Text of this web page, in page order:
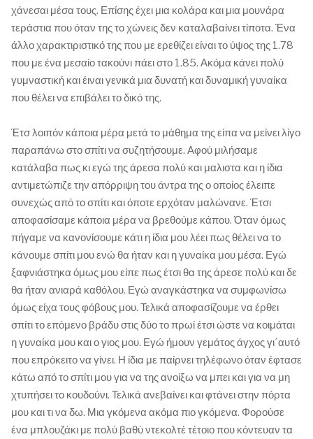
χάνεσαι μέσα τους. Επίσης έχει μια κολάρα και μια μουνάρα
τεράστια που όταν της το χώνεις δεν καταλαβαίνει τίποτα. Ένα
άλλο χαρακτιριστικό της που με ερεθίζει είναι το ύψος της 1.78
που με ένα μεσαίο τακούνι πάει στο 1.85. Ακόμα κάνει πολύ
γυμναστική και έιναι γενικά μια δυνατή και δυναμική γυναίκα
που θέλει να επιβάλει το δικό της.
Έτσ λοιπόν κάποια μέρα μετά το μάθημα της είπα να μείνει λίγο
παραπάνω στο σπίτι να συζητήσουμε. Αφού μιλήσαμε
κατάλαβα πως κι εγώ της άρεσα πολύ και μαλιστα και η ίδια
αντιμετώπιζε την απόρριψη του άντρα της ο οποίος έλειπε
συνεχώς από το σπίτι και όποτε ερχόταν μαλώνανε. Έτσι
αποφασίσαμε κάποια μέρα να βρεθούμε κάπου. Όταν όμως
πήγαμε να κανονίσουμε κάτι η ίδια μου λέει πως θέλει να το
κάνουμε σπίτι μου ενώ θα ήταν και η γυναίκα μου μέσα. Εγώ
ξαφνιάστηκα όμως μου είπε πως έτσι θα της άρεσε πολύ και δε
θα ήταν ανιαρά καθόλου. Εγώ αναγκάστηκα να συμφωνίσω
όμως είχα τους φόβους μου. Τελικά αποφασίζουμε να έρθει
σπίτι το επόμενο βράδυ στις δύο το πρωί έτσι ώστε να κοιμάται
η γυναίκα μου και ο γιος μου. Εγώ ήμουν γεμάτος άγχος γι΄αυτό
που επρόκειτο να γίνει. Η ίδια με παίρνει τηλέφωνο όταν έφτασε
κάτω από το σπίτι μου για να της ανοίξω να μπει και για να μη
χτυπήσει το κουδούνι. Τελικά ανεβαίνει και φτάνει στην πόρτα
μου και τι να δω. Μια γκόμενα ακόμα πιο γκόμενα. Φορούσε
ένα μπλουζάκι με πολύ βαθύ ντεκολτέ τέτοιο που κόντευαν τα